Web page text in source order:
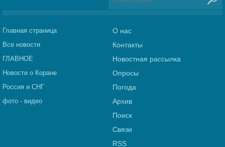
Главная страница
Все новости
ГЛАВНОЕ
Новости о Коране
Россия и СНГ
фото - видео
О нас
Контакты
Новостная рассылка
Опросы
Погода
Архив
Поиск
Связи
RSS